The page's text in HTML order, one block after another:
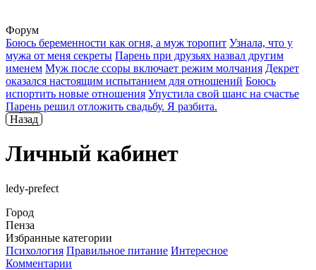
Форум
Боюсь беременности как огня, а муж торопит Узнала, что у
мужа от меня секреты Парень при друзьях назвал другим
именем Муж после ссоры включает режим молчания Декрет
оказался настоящим испытанием для отношений Боюсь
испортить новые отношения Упустила свой шанс на счастье
Парень решил отложить свадьбу. Я разбита.
Назад
Личный кабинет
ledy-prefect
Город
Пенза
Избранные категории
Психология Правильное питание Интересное
Комментарии